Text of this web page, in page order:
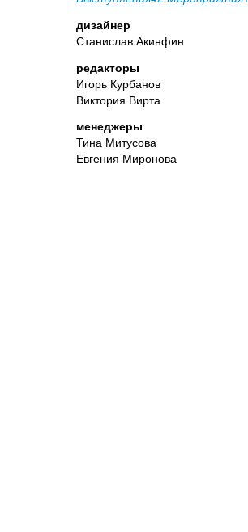
дизайнер
Станислав Акинфин
редакторы
Игорь Курбанов
Виктория Вирта
менеджеры
Тина Митусова
Евгения Миронова